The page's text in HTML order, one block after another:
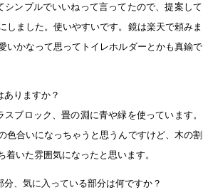
シンプルでいいねって言ってたので、提案して
しました。使いやすいです。鏡は楽天で頼みま
いかなって思ってトイレホルダーとかも真鍮で
ありますか？
ブロック、畳の淵に青や緑を使っています。
色合いになっちゃうと思うんですけど、木の割
着いた雰囲気になったと思います。
、気に入っている部分は何ですか？